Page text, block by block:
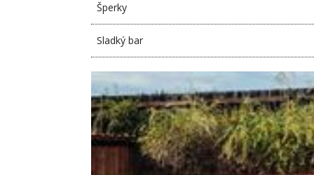
Šperky
Sladký bar